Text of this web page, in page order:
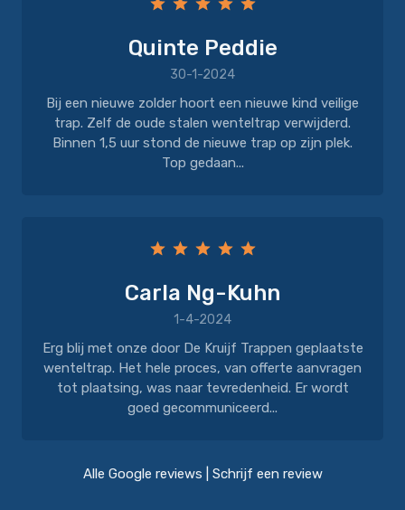
Quinte Peddie
30-1-2024
Bij een nieuwe zolder hoort een nieuwe kind veilige
trap. Zelf de oude stalen wenteltrap verwijderd.
Binnen 1,5 uur stond de nieuwe trap op zijn plek.
Top gedaan...
Carla Ng-Kuhn
1-4-2024
Erg blij met onze door De Kruijf Trappen geplaatste
wenteltrap. Het hele proces, van offerte aanvragen
tot plaatsing, was naar tevredenheid. Er wordt
goed gecommuniceerd...
Alle Google reviews Schrijf een review